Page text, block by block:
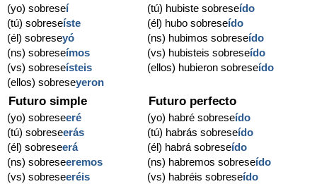
(yo) sobreseí
(tú) sobreseíste
(él) sobreseyó
(ns) sobreseímos
(vs) sobreseísteis
(ellos) sobreseyeron
(tú) hubiste sobreseído
(él) hubo sobreseído
(ns) hubimos sobreseído
(vs) hubisteis sobreseído
(ellos) hubieron sobreseído
Futuro simple
(yo) sobreseeré
(tú) sobreseerás
(él) sobreseerá
(ns) sobreseeremos
(vs) sobreseeréis
Futuro perfecto
(yo) habré sobreseído
(tú) habrás sobreseído
(él) habrá sobreseído
(ns) habremos sobreseído
(vs) habréis sobreseído